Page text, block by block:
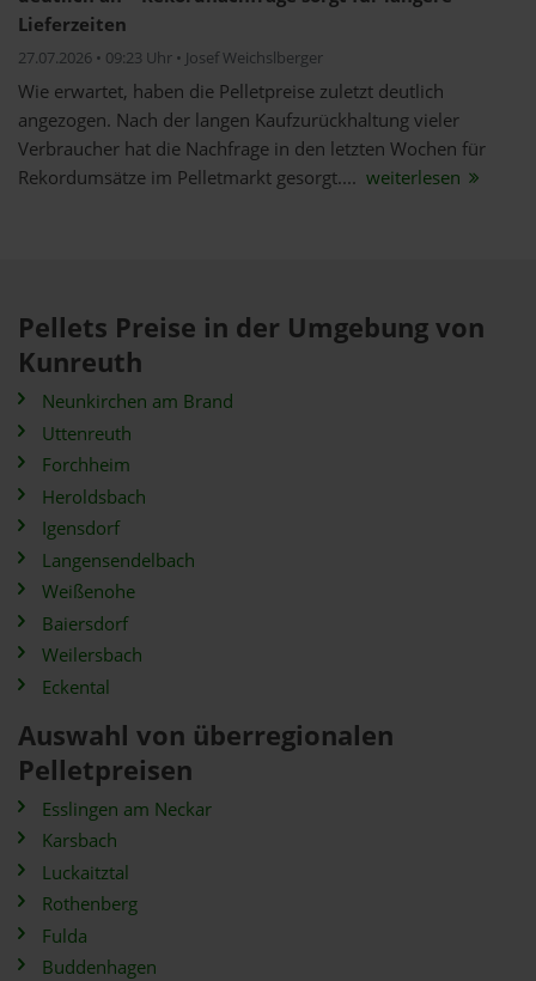
Lieferzeiten
27.07.2026 • 09:23 Uhr • Josef Weichslberger
Wie erwartet, haben die Pelletpreise zuletzt deutlich
angezogen. Nach der langen Kaufzurückhaltung vieler
Verbraucher hat die Nachfrage in den letzten Wochen für
Rekordumsätze im Pelletmarkt gesorgt.... weiterlesen
Pellets Preise in der Umgebung von
Kunreuth
Neunkirchen am Brand
Uttenreuth
Forchheim
Heroldsbach
Igensdorf
Langensendelbach
Weißenohe
Baiersdorf
Weilersbach
Eckental
Auswahl von überregionalen
Pelletpreisen
Esslingen am Neckar
Karsbach
Luckaitztal
Rothenberg
Fulda
Buddenhagen